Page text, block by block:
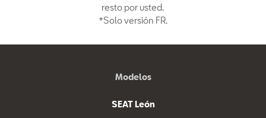
resto por usted.
*Solo versión FR.
Modelos
SEAT León